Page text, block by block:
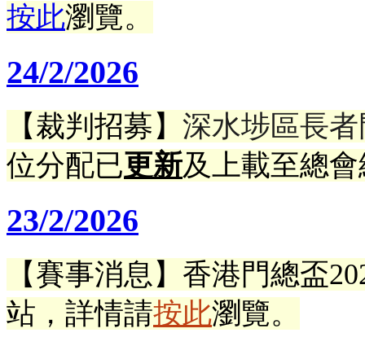
按此瀏覽。
24/2/2026
【裁判招募】 深水埗區長
位分配已更新及上載至總
23/2/2026
【賽事消息】香港門總盃
站 ， 詳情請按此瀏覽。